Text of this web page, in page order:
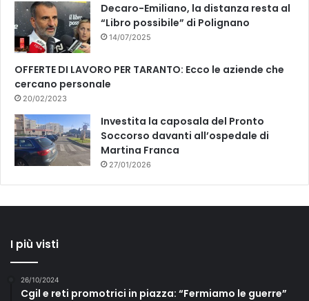
Decaro-Emiliano, la distanza resta al
“Libro possibile” di Polignano
14/07/2025
OFFERTE DI LAVORO PER TARANTO: Ecco le aziende che
cercano personale
20/02/2023
Investita la caposala del Pronto
Soccorso davanti all’ospedale di
Martina Franca
27/01/2026
I più visti
26/10/2024
Cgil e reti promotrici in piazza: “Fermiamo le guerre”